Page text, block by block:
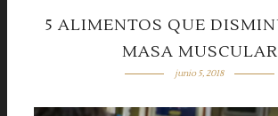
5 ALIMENTOS QUE
MASA MUSCULAR
junio 5, 2018